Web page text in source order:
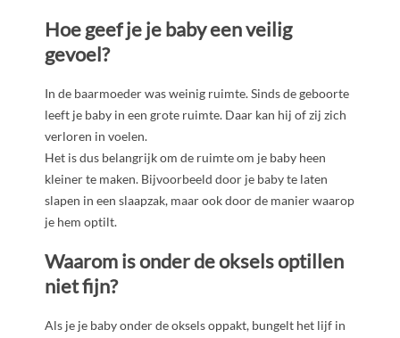
Hoe geef je je baby een veilig
gevoel?
In de baarmoeder was weinig ruimte. Sinds de geboorte
leeft je baby in een grote ruimte. Daar kan hij of zij zich
verloren in voelen.
Het is dus belangrijk om de ruimte om je baby heen
kleiner te maken. Bijvoorbeeld door je baby te laten
slapen in een slaapzak, maar ook door de manier waarop
je hem optilt.
Waarom is onder de oksels optillen
niet fijn?
Als je je baby onder de oksels oppakt, bungelt het lijf in